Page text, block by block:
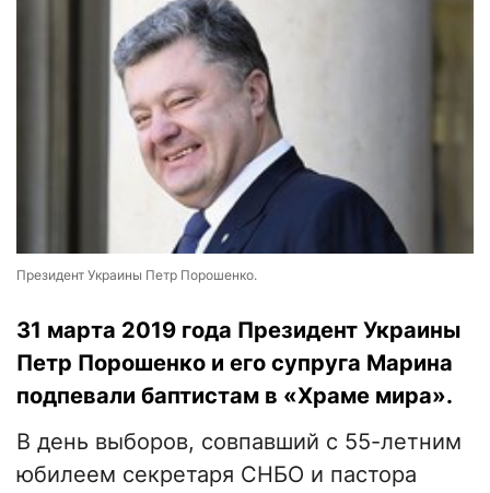
Президент Украины Петр Порошенко.
31 марта 2019 года Президент Украины
Петр Порошенко и его супруга Марина
подпевали баптистам в «Храме мира».
В день выборов, совпавший с 55-летним
юбилеем секретаря СНБО и пастора